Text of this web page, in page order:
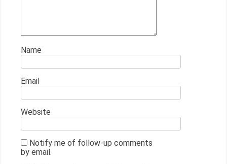
Name
Email
Website
Notify me of follow-up comments
by email.